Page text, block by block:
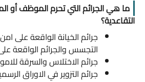
ما هي الجرائم التي تحرم الموظف أو
التقاعدية؟
جرائم الخيانة الواقعة على
التجسس والجرائم الواقعة
جرائم الاختلاس والسرقة
جرائم التزوير في الاوراق